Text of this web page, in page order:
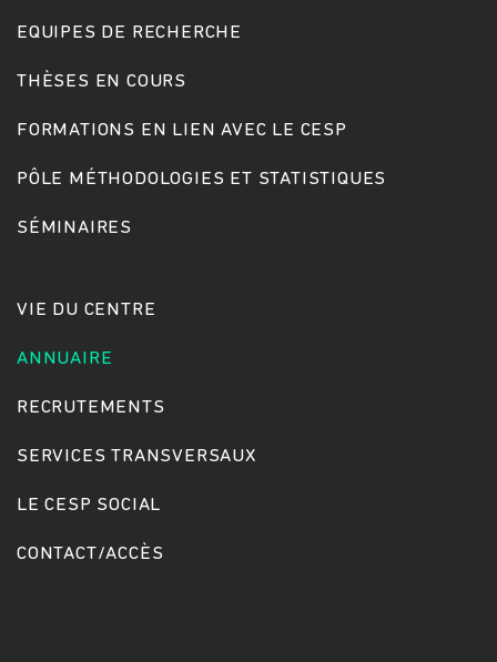
EQUIPES DE RECHERCHE
THÈSES EN COURS
FORMATIONS EN LIEN AVEC LE CESP
PÔLE MÉTHODOLOGIES ET STATISTIQUES
SÉMINAIRES
VIE DU CENTRE
ANNUAIRE
RECRUTEMENTS
SERVICES TRANSVERSAUX
LE CESP SOCIAL
CONTACT/ACCÈS